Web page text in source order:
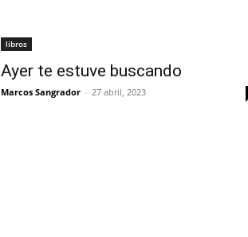
libros
Ayer te estuve buscando
Marcos Sangrador - 27 abril, 2023